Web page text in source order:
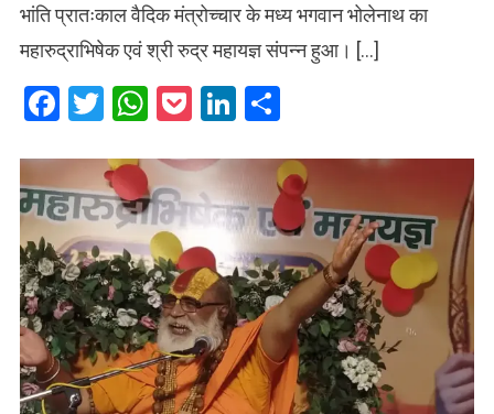
भांति प्रातःकाल वैदिक मंत्रोच्चार के मध्य भगवान भोलेनाथ का
महारुद्राभिषेक एवं श्री रुद्र महायज्ञ संपन्न हुआ। […]
Facebook
Twitter
WhatsApp
PocketLinkedIn